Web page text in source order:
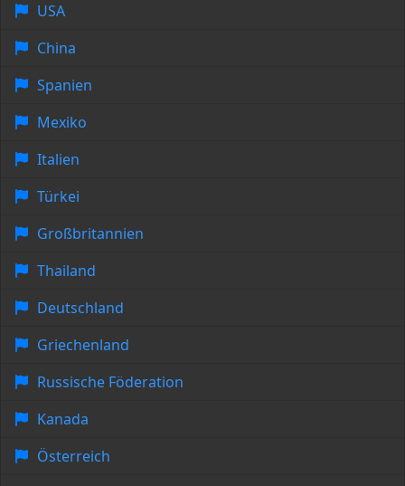
USA
China
Spanien
Mexiko
Italien
Türkei
Großbritannien
Thailand
Deutschland
Griechenland
Russische Föderation
Kanada
Österreich